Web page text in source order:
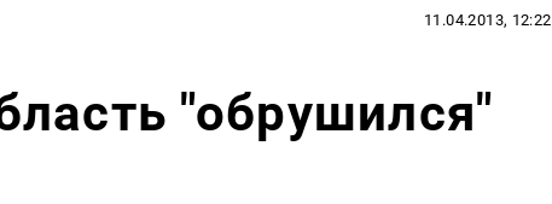
11.04.2013, 12:22
"обрушился"